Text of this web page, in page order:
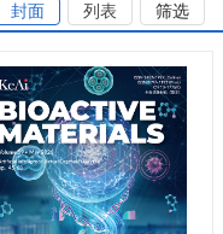
筛选
列表
封面